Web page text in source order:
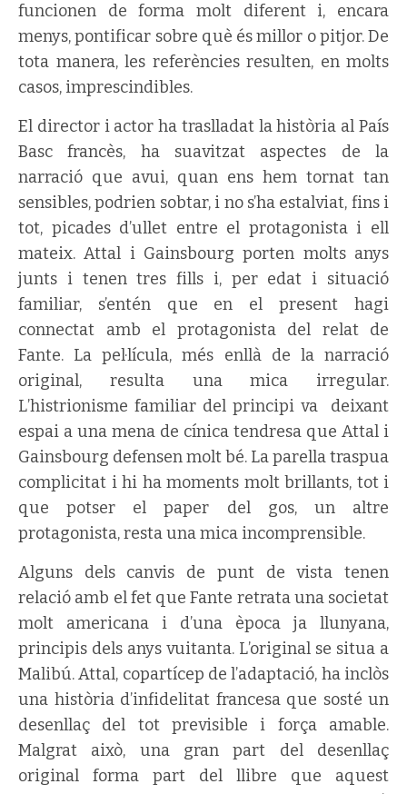
funcionen de forma molt diferent i, encara
menys, pontificar sobre què és millor o pitjor. De
tota manera, les referències resulten, en molts
casos, imprescindibles.
El director i actor ha traslladat la història al País
Basc francès, ha suavitzat aspectes de la
narració que avui, quan ens hem tornat tan
sensibles, podrien sobtar, i no s’ha estalviat, fins i
tot, picades d’ullet entre el protagonista i ell
mateix. Attal i Gainsbourg porten molts anys
junts i tenen tres fills i, per edat i situació
familiar, s’entén que en el present hagi
connectat amb el protagonista del relat de
Fante. La pel·lícula, més enllà de la narració
original, resulta una mica irregular.
L’histrionisme familiar del principi va deixant
espai a una mena de cínica tendresa que Attal i
Gainsbourg defensen molt bé. La parella traspua
complicitat i hi ha moments molt brillants, tot i
que potser el paper del gos, un altre
protagonista, resta una mica incomprensible.
Alguns dels canvis de punt de vista tenen
relació amb el fet que Fante retrata una societat
molt americana i d’una època ja llunyana,
principis dels anys vuitanta. L’original se situa a
Malibú. Attal, copartícep de l’adaptació, ha inclòs
una història d’infidelitat francesa que sosté un
desenllaç del tot previsible i força amable.
Malgrat això, una gran part del desenllaç
original forma part del llibre que aquest